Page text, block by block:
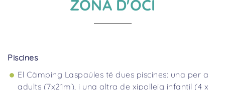
ZONA D'OCI
Piscines
El Càmping Laspaúles té dues piscines: una per a
adults (7x21m), i una altra de xipolleig infantil (4 x